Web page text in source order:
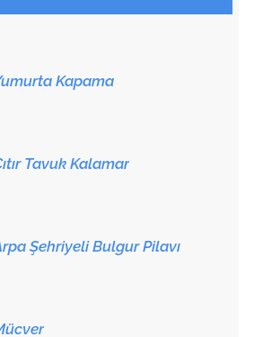
Kapama
Tavuk Kalamar
Şehriyeli Bulgur Pilavı